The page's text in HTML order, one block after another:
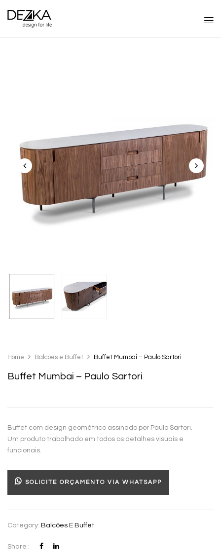
Home Balcões e Buffet Buffet Mumbai – Paulo Sartori
Buffet Mumbai – Paulo Sartori
Buffet com design geométrico assinado por Paulo Sartori.
Um produto trabalhado em todos os detalhes visuais e
funcionais.
SOLICITE ORÇAMENTO VIA WHATSAPP
Category: Balcões E Buffet
Share :